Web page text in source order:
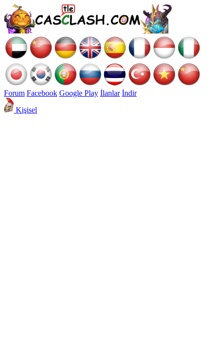
Forum Facebook Google Play İlanlar İndir
Kişisel